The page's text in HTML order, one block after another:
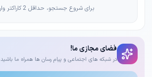
برای شروع جستجو، حداقل 2 کاراکتر وارد کن
فضای مجازی ما!
در شبکه های اجتماعی و پیام رسان ها همراه ما باشید